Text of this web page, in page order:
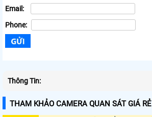
Email:
Phone:
Thông Tin:
THAM KHẢO CAMERA QUAN SÁT GIÁ RẺ